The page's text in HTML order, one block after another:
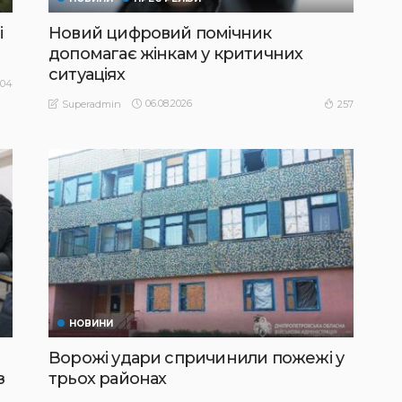
Новий цифровий помічник
допомагає жінкам у критичних
ситуаціях
Superadmin 06.08.2026 257
НОВИНИ
Ворожі удари спричинили пожежі у
трьох районах